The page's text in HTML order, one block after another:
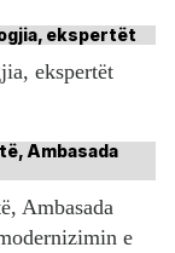
ekspertët
Ambasada
e